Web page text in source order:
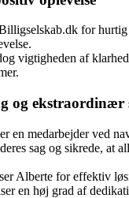
for
vigtigheden af
og ekstraordinær
en medarbejder ved
sag og sikrede, at
Alberte for effektiv
en høj grad af